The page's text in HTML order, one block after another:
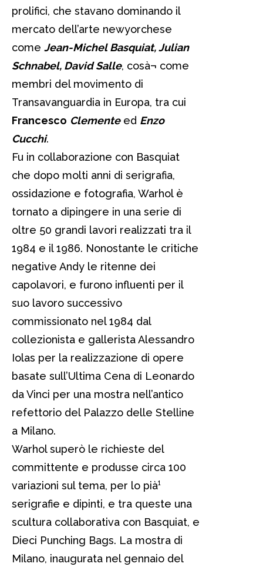
prolifici, che stavano dominando il
mercato dell’arte newyorchese
come Jean-Michel Basquiat, Julian
Schnabel, David Salle, cosà¬ come
membri del movimento di
Transavanguardia in Europa, tra cui
Francesco Clementeed Enzo
Cucchi.
Fu in collaborazione con Basquiat
che dopo molti anni di serigrafia,
ossidazione e fotografia, Warhol è
tornato a dipingere in una serie di
oltre 50 grandi lavori realizzati tra il
1984 e il 1986. Nonostante le critiche
negative Andy le ritenne dei
capolavori, e furono influenti per il
suo lavoro successivo
commissionato nel 1984 dal
collezionista e gallerista Alessandro
Iolas per la realizzazione di opere
basate sull’Ultima Cena di Leonardo
da Vinci per una mostra nell’antico
refettorio del Palazzo delle Stelline
a Milano.
Warhol superò le richieste del
committente e produsse circa 100
variazioni sul tema, per lo pià¹
serigrafie e dipinti, e tra queste una
scultura collaborativa con Basquiat, e
Dieci Punching Bags. La mostra di
Milano, inaugurata nel gennaio del